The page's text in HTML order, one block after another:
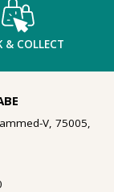
& COLLECT
V, 75005,